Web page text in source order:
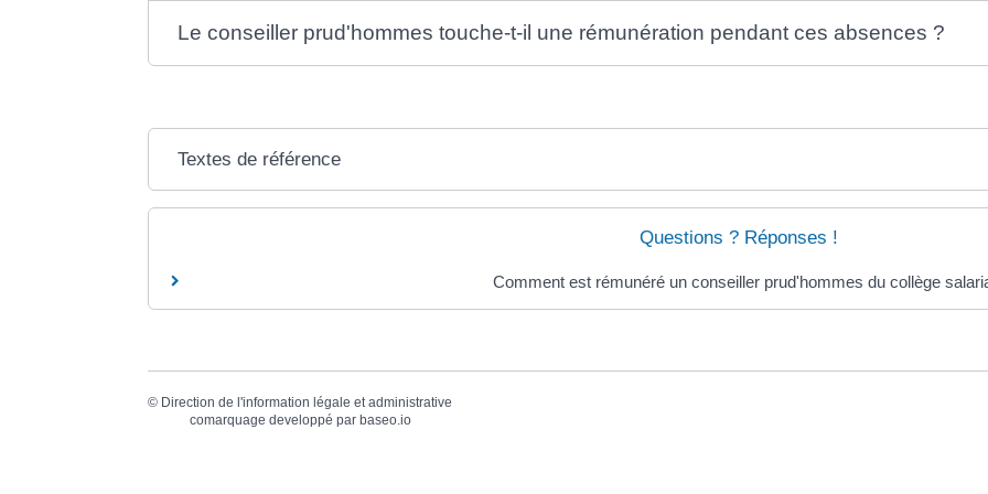
Le conseiller prud'hommes touche-t-il une rémunération pendant ces absences ?
Textes de référence
Questions ? Réponses !
Comment est rémunéré un conseiller prud'hommes du collège
© Direction de l'information légale et administrative
comarquage developpé par baseo.io